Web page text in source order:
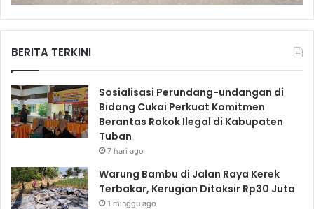
BERITA TERKINI
Sosialisasi Perundang-undangan di
Bidang Cukai Perkuat Komitmen
Berantas Rokok Ilegal di Kabupaten
Tuban
7 hari ago
Warung Bambu di Jalan Raya Kerek
Terbakar, Kerugian Ditaksir Rp30 Juta
1 minggu ago